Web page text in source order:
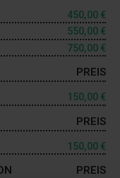
450,00 €
550,00 €
750,00 €
PREIS
150,00 €
PREIS
150,00 €
PREIS